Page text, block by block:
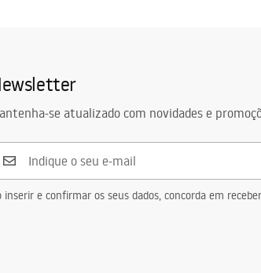
se atualizado com novidades e
inserir e confirmar os seus dados, concorda em